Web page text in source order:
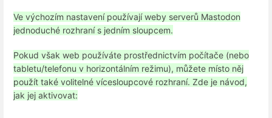
Ve výchozím nastavení používají weby serverů Mastodon
jednoduché rozhraní s jedním sloupcem.
Pokud však web používáte prostřednictvím počítače (nebo
tabletu/telefonu v horizontálním režimu), můžete místo něj
použít také volitelné vícesloupcové rozhraní. Zde je návod,
jak jej aktivovat: